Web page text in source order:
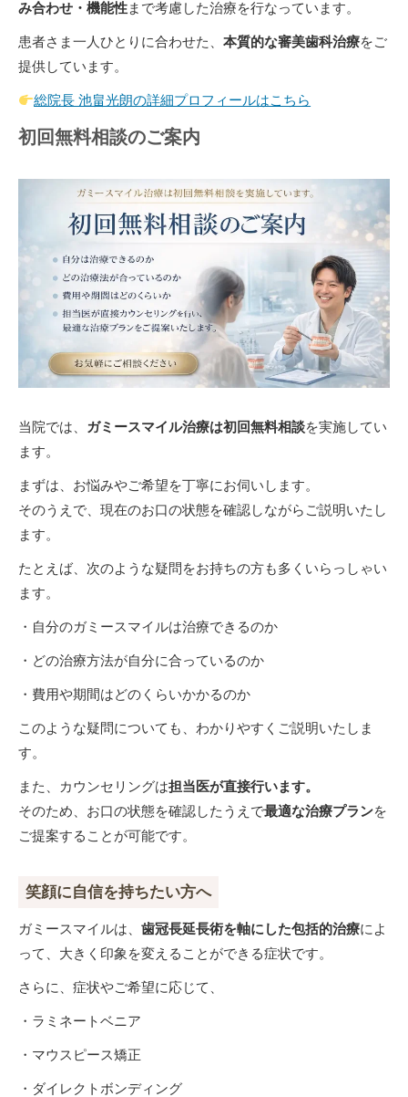
み合わせ・機能性まで考慮した治療を行なっています。
患者さま一人ひとりに合わせた、 本質的な審美歯科治療をご
提供しています。
総院長 池畠光朗の詳細プロフィールはこちら
初回無料相談のご案内
当院では、 ガミースマイル治療は初回無料相談を実施してい
ます。
まずは、お悩みやご希望を丁寧にお伺いします。
そのうえで、現在のお口の状態を確認しながらご説明いたし
ます。
たとえば、次のような疑問をお持ちの方も多くいらっしゃい
ます。
・自分のガミースマイルは治療できるのか
・どの治療方法が自分に合っているのか
・費用や期間はどのくらいかかるのか
このような疑問についても、わかりやすくご説明いたしま
す。
また、カウンセリングは担当医が直接行います。
そのため、お口の状態を確認したうえで最適な治療プランを
ご提案することが可能です。
笑顔に自信を持ちたい方へ
ガミースマイルは、 歯冠長延長術を軸にした包括的治療によ
って、大きく印象を変えることができる症状です。
さらに、症状やご希望に応じて、
・ラミネートベニア
・マウスピース矯正
・ダイレクトボンディング